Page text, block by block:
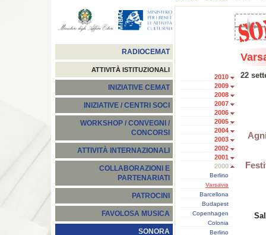
RADIOCEMAT
ATTIVITÀ ISTITUZIONALI
INIZIATIVE CEMAT
INIZIATIVE / CENTRI SOCI
WORKSHOP / CONVEGNI /
CONCORSI
ATTIVITÀ INTERNAZIONALI
COLLABORAZIONI E
PARTENARIATI
PATROCINI
FAVOLOSA MUSICA
SONORA
2010
2009
2008
2007
2006
2005
2004
2003
2002
2001
2000
Berlino
Varsavia
Barcellona
Budapest
Copenhagen
Colonia
Berlino
22